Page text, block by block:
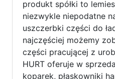
produkt spółki to
niezwykle niepodatne
uszczerbki części do
najczęściej możemy
części pracującej z
HURT oferuje w
koparek, płaskowniki